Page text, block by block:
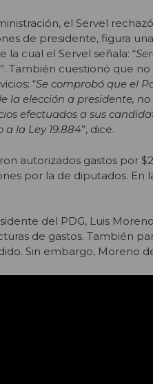
el Servel
de presidente, figura
la cual el Servel señala: “
”. También cuestionó que
“Se comprobó que el
la elección a presidente,
efectuados a sus
la Ley 19.884”, dice.
autorizados gastos por
por la de diputados. En
del PDG, Luis
de gastos. También
Sin embargo, Moreno